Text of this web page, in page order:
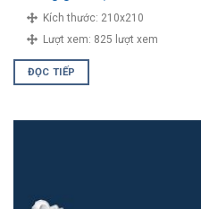
Kích thước: 210x210
Lượt xem: 825 lượt xem
ĐỌC TIẾP